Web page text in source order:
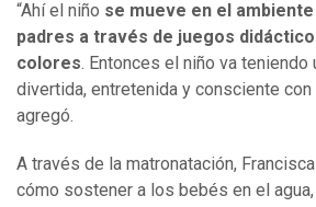
“Ahí el niño se mueve en el
padres a través de juegos
colores . Entonces el niño va
divertida, entretenida y consciente con
agregó.
A través de la matronatación,
cómo sostener a los bebés en el